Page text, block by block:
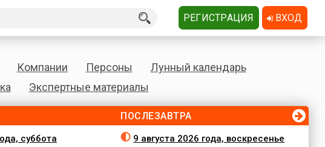
Компании Персоны
Лунный календарь
Экспертные материалы
суббота
ПОСЛЕЗАВТРА
9 августа 2026 года, воскресенье
РЕГИСТРАЦИЯ ВХОД